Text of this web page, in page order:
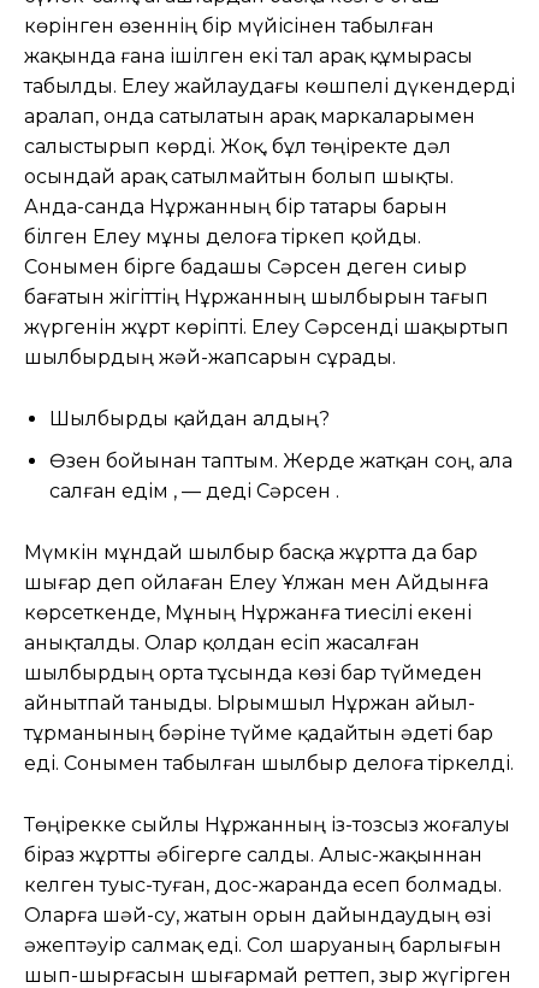
көрінген өзеннің бір мүйісінен табылған
жақында ғана ішілген екі тал арақ құмырасы
табылды. Елеу жайлаудағы көшпелі дүкендерді
аралап, онда сатылатын арақ маркаларымен
салыстырып көрді. Жоқ, бұл төңіректе дәл
осындай арақ сатылмайтын болып шықты.
Анда-санда Нұржанның бір татары барын
білген Елеу мұны делоға тіркеп қойды.
Сонымен бірге бадашы Сәрсен деген сиыр
бағатын жігіттің Нұржанның шылбырын тағып
жүргенін жұрт көріпті. Елеу Сәрсенді шақыртып
шылбырдың жәй-жапсарын сұрады.
Шылбырды қайдан алдың?
Өзен бойынан таптым. Жерде жатқан соң, ала
салған едім , — деді Сәрсен .
Мүмкін мұндай шылбыр басқа жұртта да бар
шығар деп ойлаған Елеу Ұлжан мен Айдынға
көрсеткенде, Мұның Нұржанға тиесілі екені
анықталды. Олар қолдан есіп жасалған
шылбырдың орта тұсында көзі бар түймеден
айнытпай таныды. Ырымшыл Нұржан айыл-
тұрманының бәріне түйме қадайтын әдеті бар
еді. Сонымен табылған шылбыр делоға тіркелді.
Төңірекке сыйлы Нұржанның із-тозсыз жоғалуы
біраз жұртты әбігерге салды. Алыс-жақыннан
келген туыс-туған, дос-жаранда есеп болмады.
Оларға шәй-су, жатын орын дайындаудың өзі
әжептәуір салмақ еді. Сол шаруаның барлығын
шып-шырғасын шығармай реттеп, зыр жүгірген